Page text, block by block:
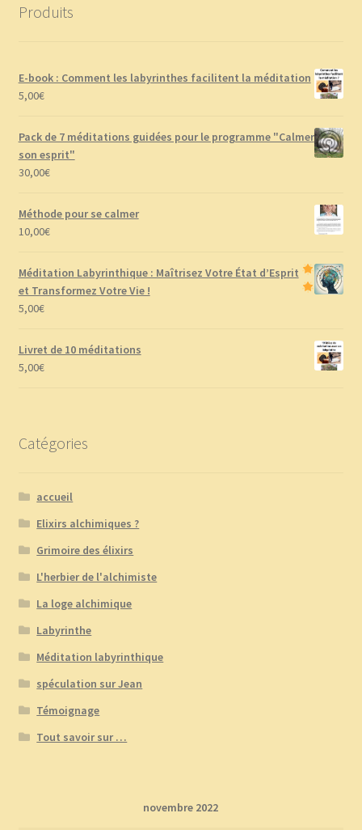
Produits
E-book : Comment les labyrinthes facilitent la méditation
5,00€
Pack de 7 méditations guidées pour le programme "Calmer
son esprit"
30,00€
Méthode pour se calmer
10,00€
Méditation Labyrinthique : Maîtrisez Votre État d’Esprit
et Transformez Votre Vie !
5,00€
Livret de 10 méditations
5,00€
Catégories
accueil
Elixirs alchimiques ?
Grimoire des élixirs
L'herbier de l'alchimiste
La loge alchimique
Labyrinthe
Méditation labyrinthique
spéculation sur Jean
Témoignage
Tout savoir sur …
novembre 2022